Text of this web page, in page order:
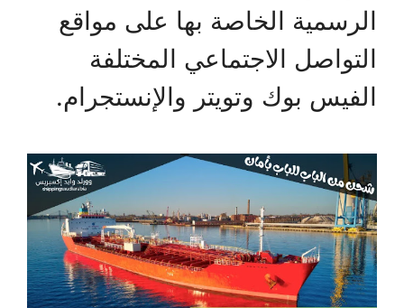
الرسمية الخاصة بها على مواقع
التواصل الاجتماعي المختلفة
الفيس بوك وتويتر والإنستجرام.